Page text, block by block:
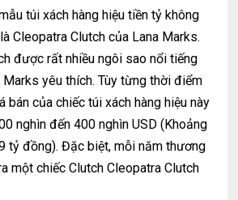
túi xách hàng hiệu tiền tỷ không
Cleopatra Clutch của Lana Marks.
được rất nhiều ngôi sao nổi tiếng
yêu thích. Tùy từng thời điểm
bán của chiếc túi xách hàng hiệu này
nghìn đến 400 nghìn USD (Khoảng
tỷ đồng). Đặc biệt, mỗi năm thương
một chiếc Clutch Cleopatra Clutch